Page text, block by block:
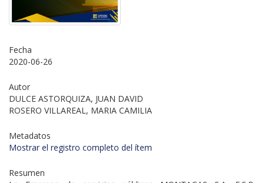
Fecha
2020-06-26
Autor
DULCE ASTORQUIZA, JUAN DAVID
ROSERO VILLAREAL, MARIA CAMILIA
Metadatos
Mostrar el registro completo del ítem
Resumen